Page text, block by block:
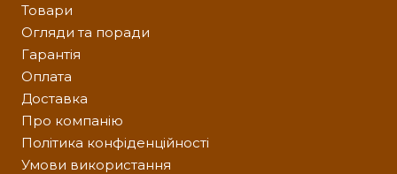
Товари
Огляди та поради
Гарантія
Оплата
Доставка
Про компанію
Політика конфіденційності
Умови використання